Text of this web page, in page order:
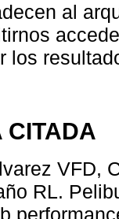
al
los
CITADA
VFD,
RL.